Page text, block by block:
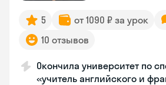
5 от 1090 ₽ за урок
10 отзывов
Окончила университет по
«учитель английского и